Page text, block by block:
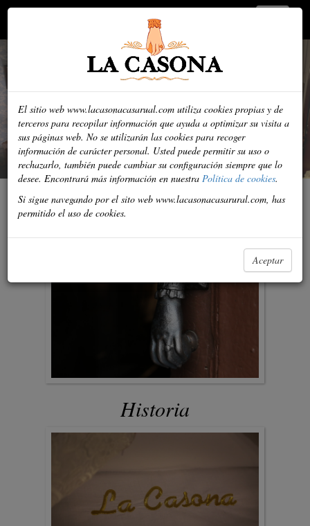
El sitio web www.lacasonacasarual.com utiliza cookies propias y de
terceros para recopilar información que ayuda a optimizar su visita a
sus páginas web. No se utilizarán las cookies para recoger
información de carácter personal. Usted puede permitir su uso o
rechazarlo, también puede cambiar su configuración siempre que lo
desee. Encontrará más información en nuestra Política de cookies.
Si sigue navegando por el sito web www.lacasonacasarural.com, has
permitido el uso de cookies.
Aceptar
Historia